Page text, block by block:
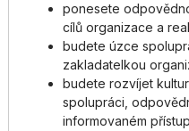
ponesete
cílů organizace a
budete úzce
zakladatelkou
budete rozvíjet
spolupráci,
informovaném